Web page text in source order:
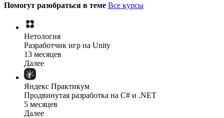
Помогут разобраться в теме Все курсы
Нетология
Разработчик игр на Unity
13 месяцев
Далее
Яндекс Практикум
Продвинутая разработка на C# и .NET
5 месяцев
Далее